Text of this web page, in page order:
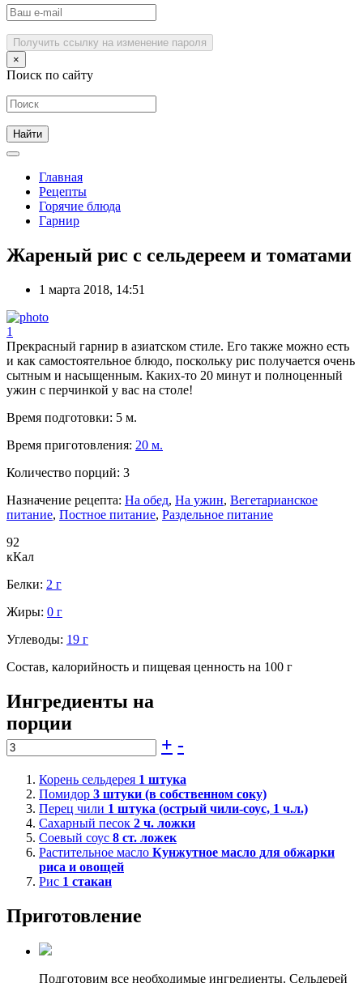
Получить ссылку на изменение пароля
×
Поиск по сайту
Главная
Рецепты
Горячие блюда
Гарнир
Жареный рис с сельдереем и томатами
1 марта 2018, 14:51
1
Прекрасный гарнир в азиатском стиле. Его также можно есть
и как самостоятельное блюдо, поскольку рис получается очень
сытным и насыщенным. Каких-то 20 минут и полноценный
ужин с перчинкой у вас на столе!
Время подготовки: 5 м.
Время приготовления: 20 м.
Количество порций: 3
Назначение рецепта: На обед, На ужин, Вегетарианское
питание, Постное питание, Раздельное питание
92
кКал
Белки: 2 г
Жиры: 0 г
Углеводы: 19 г
Состав, калорийность и пищевая ценность на 100 г
Ингредиенты на
порции
+ -
Корень сельдерея 1 штука
Помидор 3 штуки (в собственном соку)
Перец чили 1 штука (острый чили-соус, 1 ч.л.)
Сахарный песок 2 ч. ложки
Соевый соус 8 ст. ложек
Растительное масло Кунжутное масло для обжарки
риса и овощей
Рис 1 стакан
Приготовление
Подготовим все необходимые ингредиенты. Сельдерей